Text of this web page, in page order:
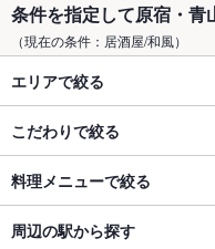
条件を指定して原宿・青
（現在の条件：居酒屋/和風）
エリアで絞る
こだわりで絞る
料理メニューで絞る
周辺の駅から探す